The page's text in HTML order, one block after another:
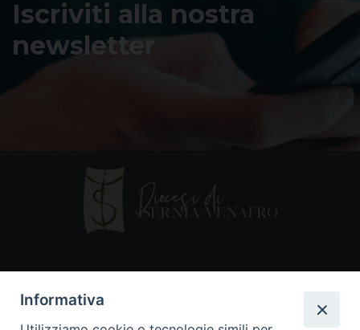
Iscriviti alla nostra
newsletter
Informativa